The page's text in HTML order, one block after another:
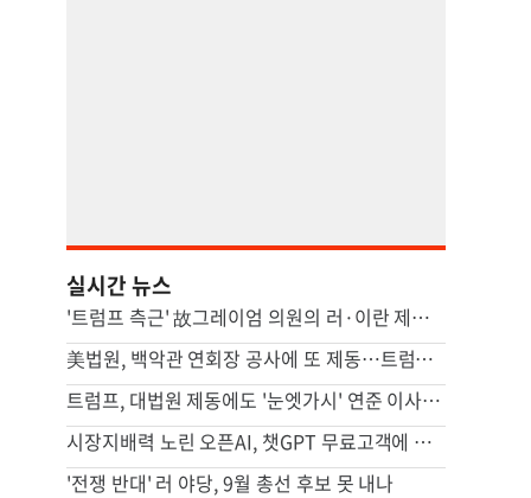
실시간 뉴스
'트럼프 측근' 故그레이엄 의원의 러·이란 제재법안 상원 통과
美법원, 백악관 연회장 공사에 또 제동…트럼프 "정치적 판결"
트럼프, 대법원 제동에도 '눈엣가시' 연준 이사 해임 재추진
시장지배력 노린 오픈AI, 챗GPT 무료고객에 최신 모델 무한제공
'전쟁 반대' 러 야당, 9월 총선 후보 못 내나